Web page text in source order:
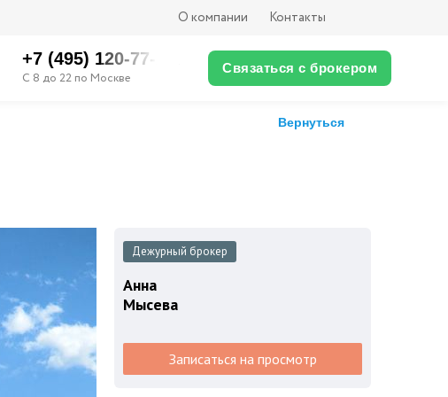
О компании Контакты
+7 (495) ‎120-77-XX
С 8 до 22 по Москве
Связаться с брокером
Вернуться
Дежурный брокер
Анна
Мысева
Записаться на просмотр